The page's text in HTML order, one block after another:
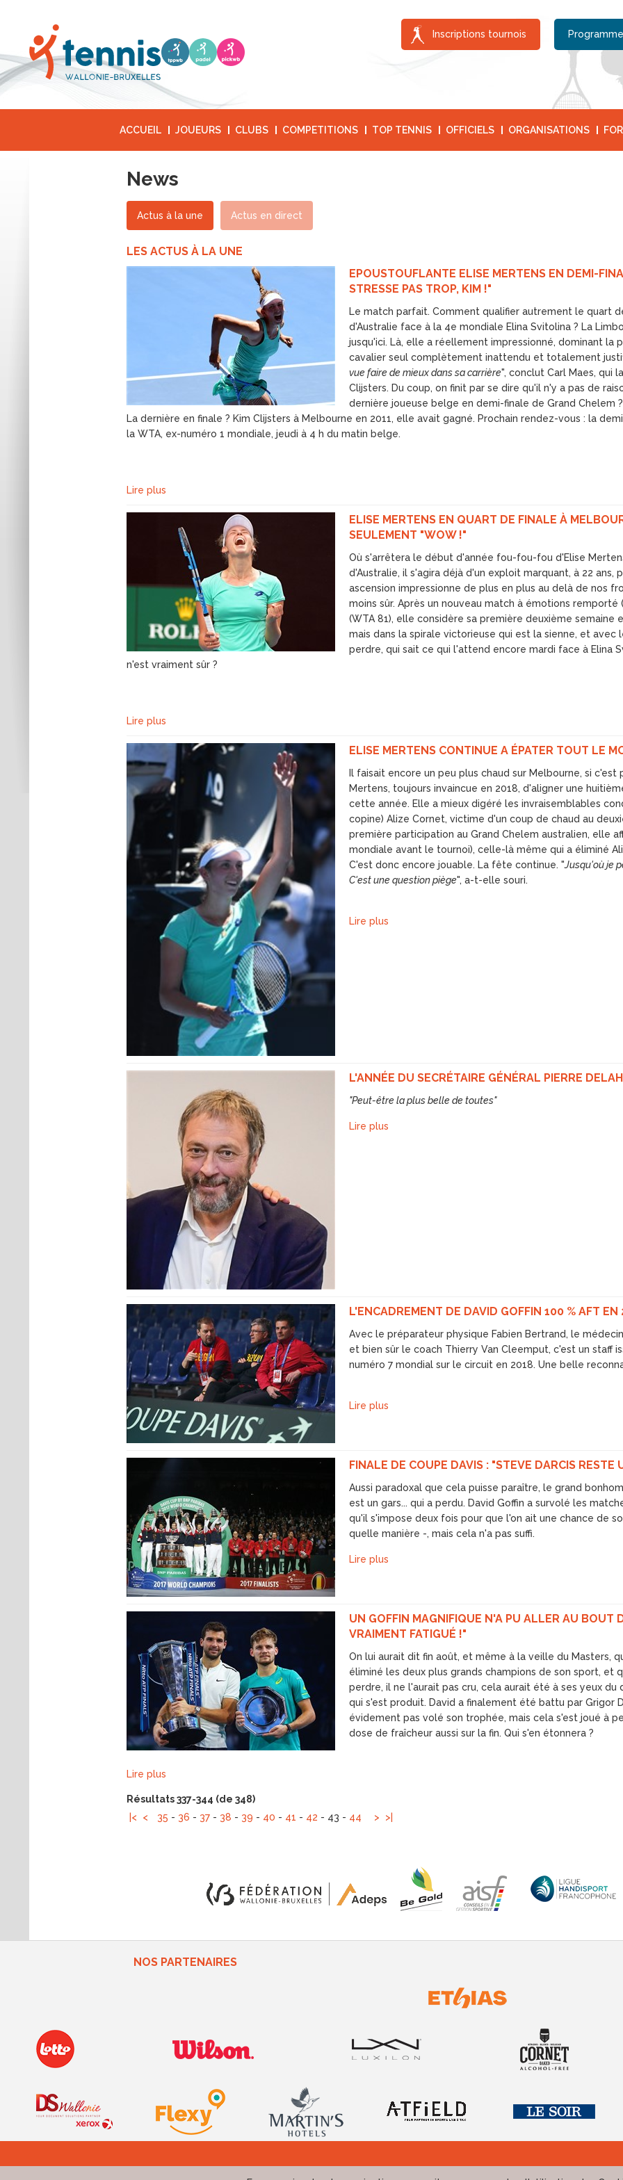
Inscriptions tournois
ACCUEIL JOUEURS CLUBS COMPETITIONS TOP TENNIS OFFICIELS ORGANISATIONS
News
Actus à la une Actus en direct
LES ACTUS À LA UNE
EPOUSTOUFLANTE ELISE MERTENS EN DEMI-
STRESSE PAS TROP, KIM !"
Le match parfait. Comment qualifier autrement le quart
d'Australie face à la 4e mondiale Elina Svitolina ? La
jusqu'ici. Là, elle a réellement impressionné, dominant la
cavalier seul complètement inattendu et totalement
vue faire de mieux dans sa carrière", conclut Carl Maes, qui
Clijsters. Du coup, on finit par se dire qu'il n'y a pas de
dernière joueuse belge en demi-finale de Grand Chelem
La dernière en finale ? Kim Clijsters à Melbourne en 2011, elle avait gagné. Prochain rendez-vous : la
la WTA, ex-numéro 1 mondiale, jeudi à 4 h du matin belge.
Lire plus
ELISE MERTENS EN QUART DE FINALE À
SEULEMENT "WOW !"
Où s'arrêtera le début d'année fou-fou-fou d'Elise
d'Australie, il s'agira déjà d'un exploit marquant, à 22
ascension impressionne de plus en plus au delà de nos
moins sûr. Après un nouveau match à émotions
(WTA 81), elle considère sa première deuxième semaine
mais dans la spirale victorieuse qui est la sienne, et avec
perdre, qui sait ce qui l'attend encore mardi face à Elina
n'est vraiment sûr ?
Lire plus
ELISE MERTENS CONTINUE A ÉPATER TOUT LE
Il faisait encore un peu plus chaud sur Melbourne, si
Mertens, toujours invaincue en 2018, d'aligner une
cette année. Elle a mieux digéré les invraisemblables
copine) Alize Cornet, victime d'un coup de chaud au
première participation au Grand Chelem australien, elle
mondiale avant le tournoi), celle-là même qui a éliminé
C'est donc encore jouable. La fête continue. "Jusqu'où je
C'est une question piège", a-t-elle souri.
Lire plus
L'ANNÉE DU SECRÉTAIRE GÉNÉRAL PIERRE
"Peut-être la plus belle de toutes"
Lire plus
L'ENCADREMENT DE DAVID GOFFIN 100 % AFT EN
Avec le préparateur physique Fabien Bertrand, le
et bien sûr le coach Thierry Van Cleemput, c'est un staff
numéro 7 mondial sur le circuit en 2018. Une belle
Lire plus
FINALE DE COUPE DAVIS : "STEVE DARCIS RESTE
Aussi paradoxal que cela puisse paraître, le grand
est un gars... qui a perdu. David Goffin a survolé les
qu'il s'impose deux fois pour que l'on ait une chance de
quelle manière -, mais cela n'a pas suffi.
Lire plus
UN GOFFIN MAGNIFIQUE N'A PU ALLER AU BOUT
VRAIMENT FATIGUÉ !"
On lui aurait dit fin août, et même à la veille du Masters,
éliminé les deux plus grands champions de son sport, et
perdre, il ne l'aurait pas cru, cela aurait été à ses yeux
qui s'est produit. David a finalement été battu par Grigor
évidement pas volé son trophée, mais cela s'est joué à
dose de fraîcheur aussi sur la fin. Qui s'en étonnera ?
Lire plus
Résultats 337-344 (de 348)
|<
< 35 - 36 - 37 - 38 - 39 - 40 - 41 - 42 - 43 - 44 > >|
NOS PARTENAIRES